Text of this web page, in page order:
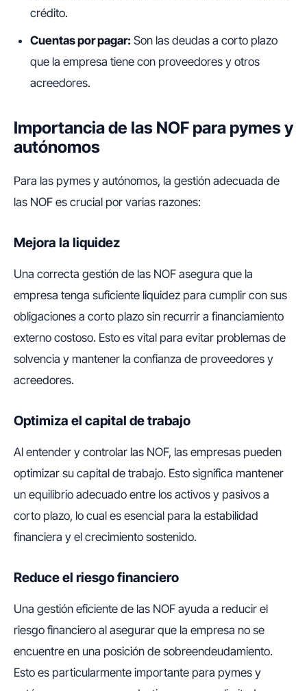
crédito.
Cuentas por pagar: Son las deudas a corto plazo
que la empresa tiene con proveedores y otros
acreedores.
Importancia de las NOF para pymes y
autónomos
Para las pymes y autónomos, la gestión adecuada de
las NOF es crucial por varias razones:
Mejora la liquidez
Una correcta gestión de las NOF asegura que la
empresa tenga suficiente liquidez para cumplir con sus
obligaciones a corto plazo sin recurrir a financiamiento
externo costoso. Esto es vital para evitar problemas de
solvencia y mantener la confianza de proveedores y
acreedores.
Optimiza el capital de trabajo
Al entender y controlar las NOF, las empresas pueden
optimizar su capital de trabajo. Esto significa mantener
un equilibrio adecuado entre los activos y pasivos a
corto plazo, lo cual es esencial para la estabilidad
financiera y el crecimiento sostenido.
Reduce el riesgo financiero
Una gestión eficiente de las NOF ayuda a reducir el
riesgo financiero al asegurar que la empresa no se
encuentre en una posición de sobreendeudamiento.
Esto es particularmente importante para pymes y